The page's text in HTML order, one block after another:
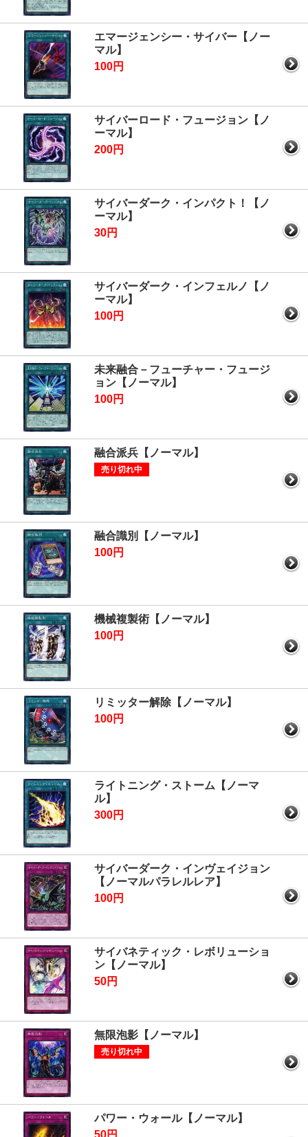
エマージェンシー・サイバー【ノー
マル】
100円
サイバーロード・フュージョン【ノ
ーマル】
200円
サイバーダーク・インパクト！【ノ
ーマル】
30円
サイバーダーク・インフェルノ【ノ
ーマル】
100円
未来融合－フューチャー・フュージ
ョン【ノーマル】
100円
融合派兵【ノーマル】
売り切れ中
融合識別【ノーマル】
100円
機械複製術【ノーマル】
100円
リミッター解除【ノーマル】
100円
ライトニング・ストーム【ノーマ
ル】
300円
サイバーダーク・インヴェイジョン
【ノーマルパラレルレア】
100円
サイバネティック・レボリューショ
ン【ノーマル】
50円
無限泡影【ノーマル】
売り切れ中
パワー・ウォール【ノーマル】
50円